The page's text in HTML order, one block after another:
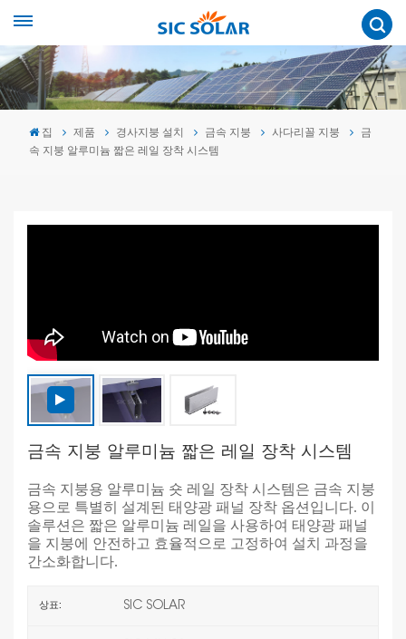
집 제품 경사지붕 설치 금속 지붕 사다리꼴 지붕
금
속 지붕 알루미늄 짧은 레일 장착 시스템
금속 지붕 알루미늄 짧은 레일 장착 시스템
금속 지붕용 알루미늄 숏 레일 장착 시스템은 금속 지붕
용으로 특별히 설계된 태양광 패널 장착 옵션입니다. 이
솔루션은 짧은 알루미늄 레일을 사용하여 태양광 패널
을 지붕에 안전하고 효율적으로 고정하여 설치 과정을
간소화합니다.
상표: SIC SOLAR